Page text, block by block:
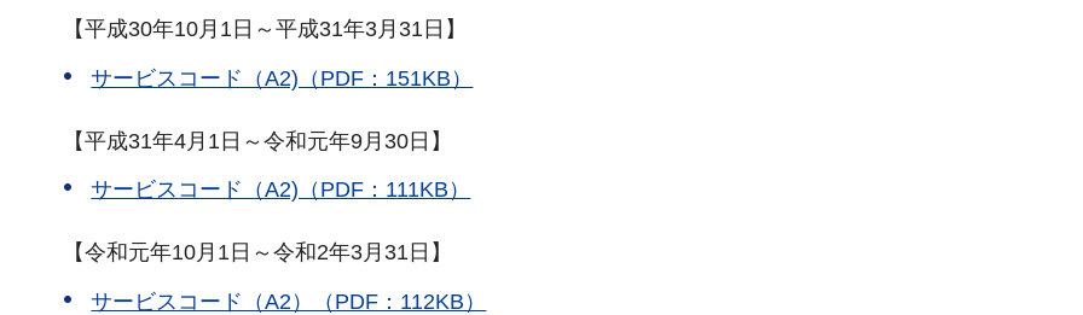
【平成30年10月1日～平成31年3月31日】
サービスコード（A2)（PDF：151KB）
【平成31年4月1日～令和元年9月30日】
サービスコード（A2)（PDF：111KB）
【令和元年10月1日～令和2年3月31日】
サービスコード（A2）（PDF：112KB）